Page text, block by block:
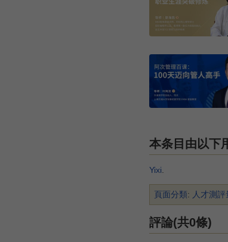
本条目由以下
Yixi
頁面分類: 人才測評
評論(共0條)